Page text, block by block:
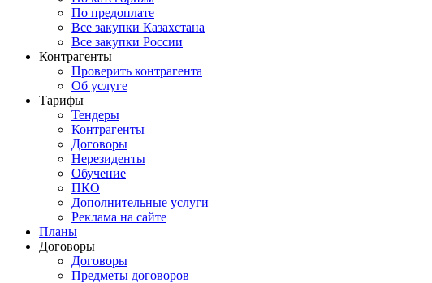
По предоплате
Все закупки Казахстана
Все закупки России
Контрагенты
Проверить контрагента
Об услуге
Тарифы
Тендеры
Контрагенты
Договоры
Нерезиденты
Обучение
ПКО
Дополнительные услуги
Реклама на сайте
Планы
Договоры
Договоры
Предметы договоров